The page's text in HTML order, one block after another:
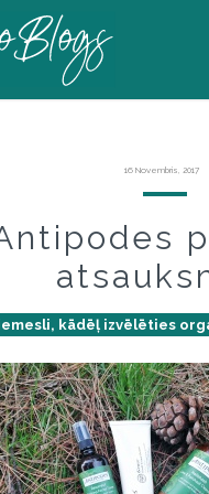
16 Novembris, 2017
kādēļ izvēlēties